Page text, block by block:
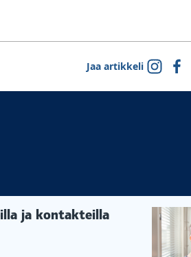
Jaa artikkeli
ja kontakteilla